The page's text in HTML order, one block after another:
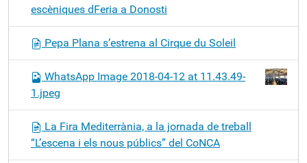
escèniques dFeria a Donosti
Pepa Plana s’estrena al Cirque du Soleil
WhatsApp Image 2018-04-12 at 11.43.49-
1.jpeg
La Fira Mediterrània, a la jornada de treball
“L’escena i els nous públics” del CoNCA